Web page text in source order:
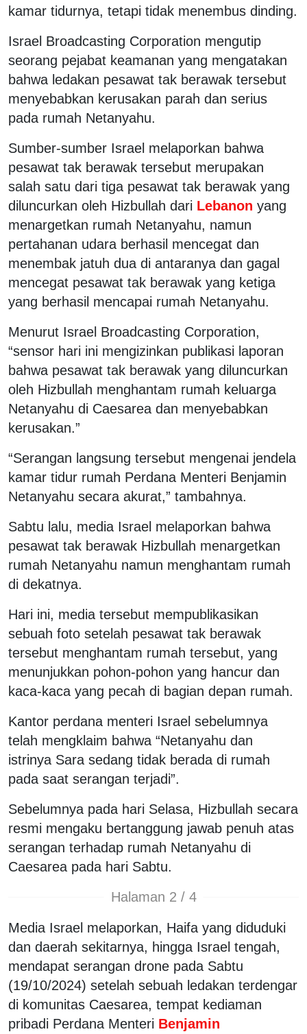
kamar tidurnya, tetapi tidak menembus dinding.
Israel Broadcasting Corporation mengutip
seorang pejabat keamanan yang mengatakan
bahwa ledakan pesawat tak berawak tersebut
menyebabkan kerusakan parah dan serius
pada rumah Netanyahu.
Sumber-sumber Israel melaporkan bahwa
pesawat tak berawak tersebut merupakan
salah satu dari tiga pesawat tak berawak yang
diluncurkan oleh Hizbullah dari Lebanon yang
menargetkan rumah Netanyahu, namun
pertahanan udara berhasil mencegat dan
menembak jatuh dua di antaranya dan gagal
mencegat pesawat tak berawak yang ketiga
yang berhasil mencapai rumah Netanyahu.
Menurut Israel Broadcasting Corporation,
“sensor hari ini mengizinkan publikasi laporan
bahwa pesawat tak berawak yang diluncurkan
oleh Hizbullah menghantam rumah keluarga
Netanyahu di Caesarea dan menyebabkan
kerusakan.”
“Serangan langsung tersebut mengenai jendela
kamar tidur rumah Perdana Menteri Benjamin
Netanyahu secara akurat,” tambahnya.
Sabtu lalu, media Israel melaporkan bahwa
pesawat tak berawak Hizbullah menargetkan
rumah Netanyahu namun menghantam rumah
di dekatnya.
Hari ini, media tersebut mempublikasikan
sebuah foto setelah pesawat tak berawak
tersebut menghantam rumah tersebut, yang
menunjukkan pohon-pohon yang hancur dan
kaca-kaca yang pecah di bagian depan rumah.
Kantor perdana menteri Israel sebelumnya
telah mengklaim bahwa “Netanyahu dan
istrinya Sara sedang tidak berada di rumah
pada saat serangan terjadi”.
Sebelumnya pada hari Selasa, Hizbullah secara
resmi mengaku bertanggung jawab penuh atas
serangan terhadap rumah Netanyahu di
Caesarea pada hari Sabtu.
Halaman 2 / 4
Media Israel melaporkan, Haifa yang diduduki
dan daerah sekitarnya, hingga Israel tengah,
mendapat serangan drone pada Sabtu
(19/10/2024) setelah sebuah ledakan terdengar
di komunitas Caesarea, tempat kediaman
pribadi Perdana Menteri Benjamin